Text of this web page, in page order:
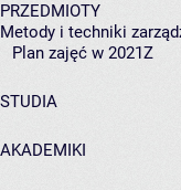
PRZEDMIOTY
Metody i techniki
Plan zajęć w 2021Z
STUDIA
AKADEMIKI